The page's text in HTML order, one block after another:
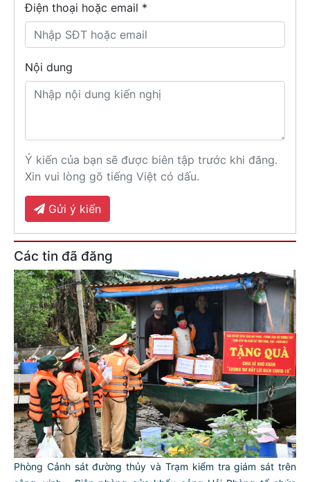
Điện thoại hoặc email *
Nội dung
Ý kiến của bạn sẽ được biên tập trước khi đăng.
Xin vui lòng gõ tiếng Việt có dấu.
Gửi ý kiến
Các tin đã đăng
Phòng Cảnh sát đường thủy và Trạm kiểm tra giám sát trên